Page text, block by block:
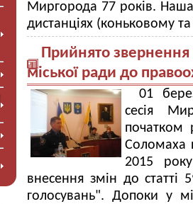
Миргорода 77 років.
дистанціях (коньковому
Прийнято звернення
міської ради до
01
сесія
початком
Соломаха
2015
внесення змін до статті
голосувань". Допоки у